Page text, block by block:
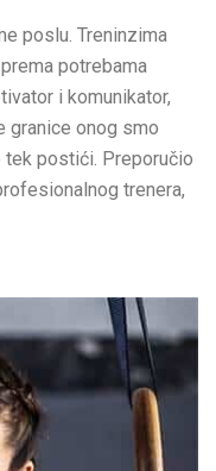
poslu. Treninzima
potrebama
i komunikator,
granice onog smo
postići. Preporučio
trenera,